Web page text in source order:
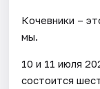
Кочевники –
мы.
10 и 11 июля
состоится